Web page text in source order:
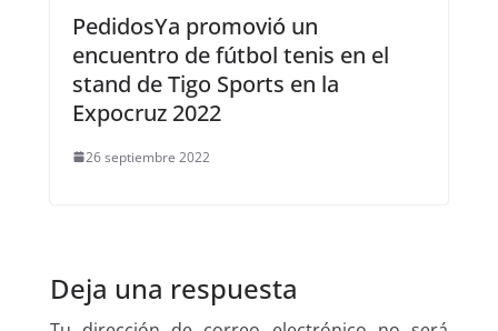
PedidosYa promovió un
encuentro de fútbol tenis en el
stand de Tigo Sports en la
Expocruz 2022
26 septiembre 2022
Deja una respuesta